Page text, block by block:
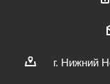
г. Нижний